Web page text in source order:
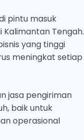
pintu masuk
Tengah.
yang tinggi
meningkat setiap
jasa pengiriman
baik untuk
operasional